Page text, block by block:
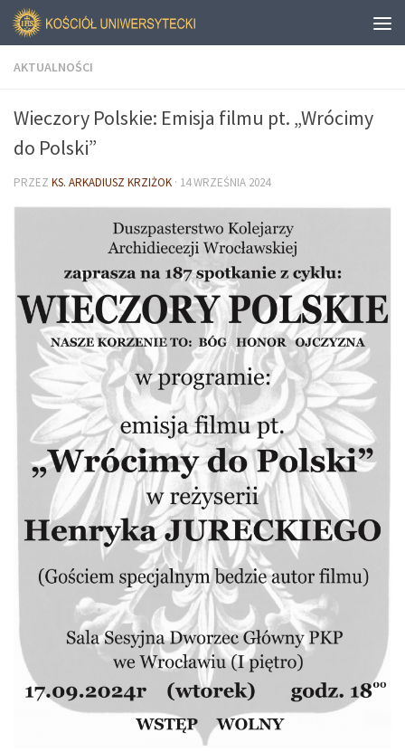
AKTUALNOŚCI
Wieczory Polskie: Emisja filmu pt. „Wrócimy
do Polski”
PRZEZ KS. ARKADIUSZ KRZIŻOK · 14 WRZEŚNIA 2024